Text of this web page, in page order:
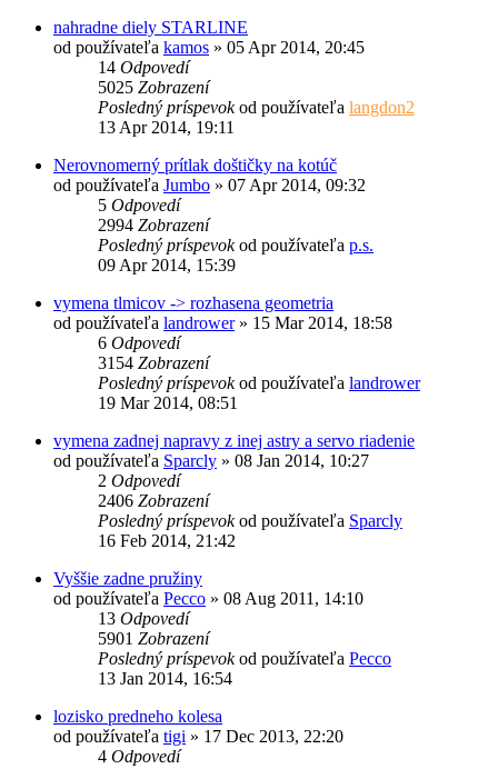
nahradne diely STARLINE
od používateľa kamos » 05 Apr 2014, 20:45
14 Odpovedí
5025 Zobrazení
Posledný príspevokod používateľa langdon2
13 Apr 2014, 19:11
Nerovnomerný prítlak doštičky na kotúč
od používateľa Jumbo » 07 Apr 2014, 09:32
5 Odpovedí
2994 Zobrazení
Posledný príspevokod používateľa p.s.
09 Apr 2014, 15:39
vymena tlmicov -> rozhasena geometria
od používateľa landrower» 15 Mar 2014, 18:58
6 Odpovedí
3154 Zobrazení
Posledný príspevokod používateľa landrower
19 Mar 2014, 08:51
vymena zadnej napravy z inej astry a servo riadenie
od používateľa Sparcly » 08 Jan 2014, 10:27
2 Odpovedí
2406 Zobrazení
Posledný príspevokod používateľa Sparcly
16 Feb 2014, 21:42
Vyššie zadne pružiny
od používateľa Pecco » 08 Aug 2011, 14:10
13 Odpovedí
5901 Zobrazení
Posledný príspevokod používateľa Pecco
13 Jan 2014, 16:54
lozisko predneho kolesa
od používateľa tigi » 17 Dec 2013, 22:20
4 Odpovedí